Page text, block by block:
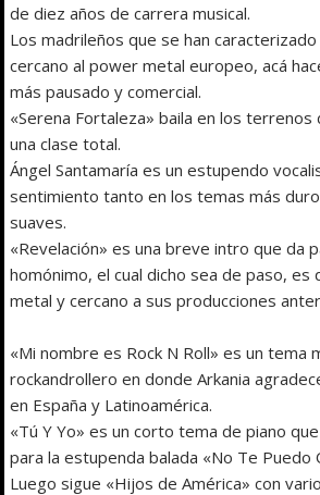
de diez años de carrera musical.
Los madrileños que se han
cercano al power metal europeo, acá
más pausado y comercial.
«Serena Fortaleza» baila en los terrenos
una clase total.
Ángel Santamaría es un estupendo
sentimiento tanto en los temas más
suaves.
«Revelación» es una breve intro que da
homónimo, el cual dicho sea de paso, es
metal y cercano a sus producciones
«Mi nombre es Rock N Roll» es un tema
rockandrollero en donde Arkania
en España y Latinoamérica.
«Tú Y Yo» es un corto tema de piano
para la estupenda balada «No Te Puedo
Luego sigue «Hijos de América» con